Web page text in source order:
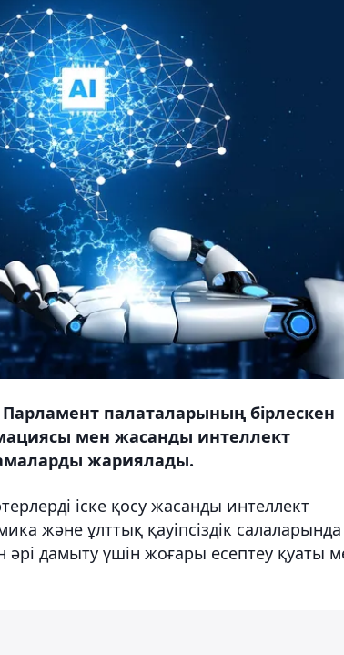
палаталарының бірлескен
мен жасанды интеллект
жариялады.
іске қосу жасанды интеллект
және ұлттық қауіпсіздік салаларында
дамыту үшін жоғары есептеу қуаты